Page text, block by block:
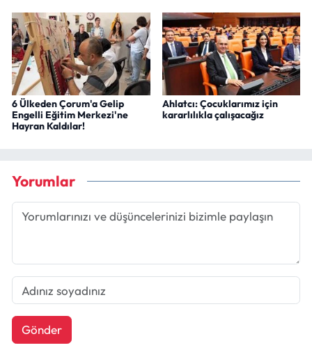
6 Ülkeden Çorum'a Gelip
Engelli Eğitim Merkezi'ne
Hayran Kaldılar!
Ahlatcı: Çocuklarımız için
kararlılıkla çalışacağız
Yorumlar
Gönder